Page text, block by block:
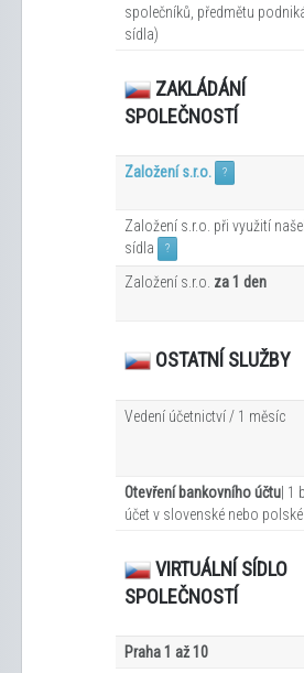
společníků, předmětu
sídla)
ZAKLÁDÁNÍ
SPOLEČNOSTÍ
Založení s.r.o. ?
Založení s.r.o. při využití
sídla
?
Založení s.r.o. za 1 den
OSTATNÍ SLUŽBY
Vedení účetnictví / 1 měsíc
Otevření bankovního účtu |
účet v slovenské nebo
VIRTUÁLNÍ SÍDLO
SPOLEČNOSTÍ
Praha 1 až 10